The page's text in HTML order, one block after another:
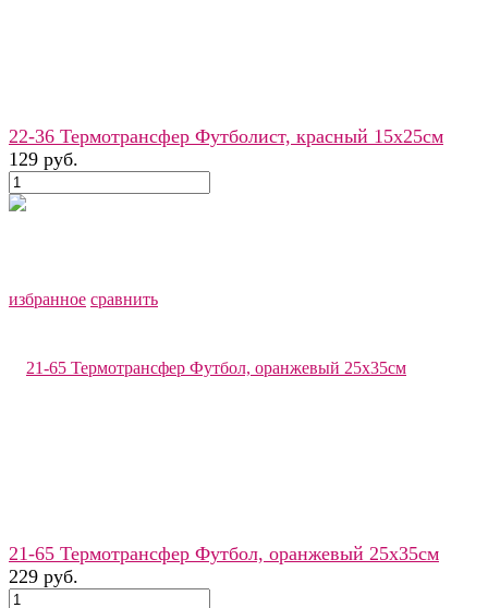
избранное сравнить
22-36 Термотрансфер Футболист, красный 15х25см
129 руб.
21-65 Термотрансфер Футбол, оранжевый 25х35см
229 руб.